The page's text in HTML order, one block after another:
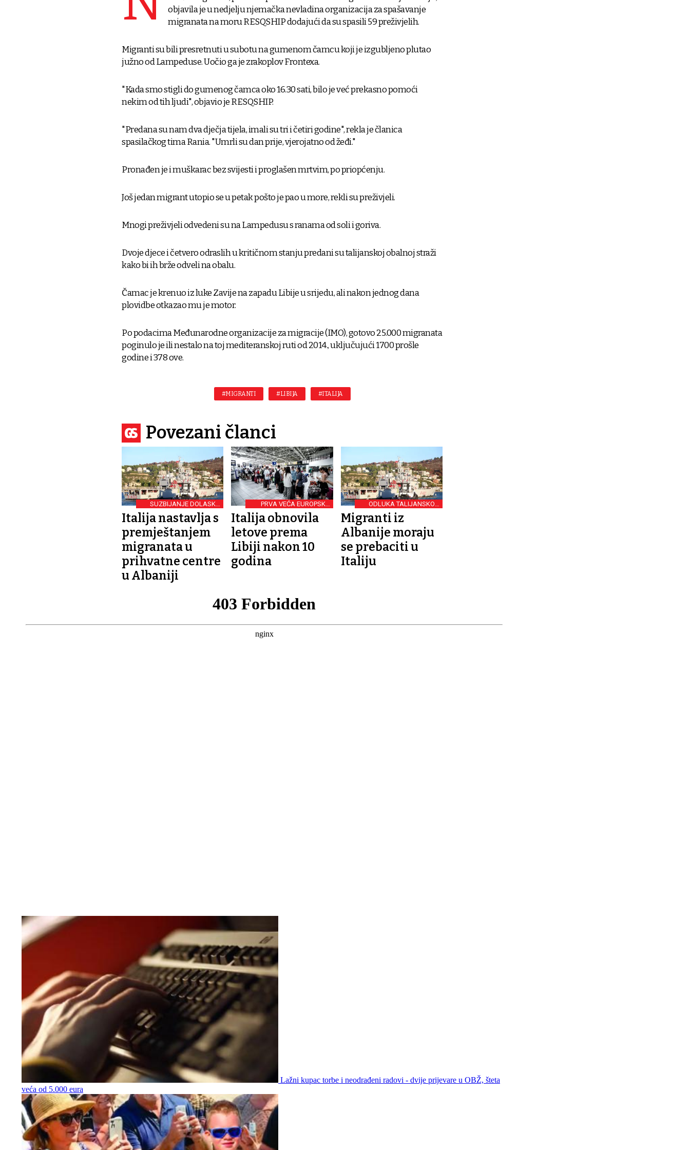
objavila je u nedjelju njemačka nevladina organizacija za spašavanje
migranata na moru RESQSHIP dodajući da su spasili 59 preživjelih.
Migranti su bili presretnuti u subotu na gumenom čamcu koji je izgubljeno plutao
južno od Lampeduse. Uočio ga je zrakoplov Frontexa.
"Kada smo stigli do gumenog čamca oko 16.30 sati, bilo je već prekasno pomoći
nekim od tih ljudi", objavio je RESQSHIP.
"Predana su nam dva dječja tijela, imali su tri i četiri godine", rekla je članica
spasilačkog tima Rania. "Umrli su dan prije, vjerojatno od žeđi."
Pronađen je i muškarac bez svijesti i proglašen mrtvim, po priopćenju.
Još jedan migrant utopio se u petak pošto je pao u more, rekli su preživjeli.
Mnogi preživjeli odvedeni su na Lampedusu s ranama od soli i goriva.
Dvoje djece i četvero odraslih u kritičnom stanju predani su talijanskoj obalnoj straži
kako bi ih brže odveli na obalu.
Čamac je krenuo iz luke Zavije na zapadu Libije u srijedu, ali nakon jednog dana
plovidbe otkazao mu je motor.
Po podacima Međunarodne organizacije za migracije (IMO), gotovo 25.000 migranata
poginulo je ili nestalo na toj mediteranskoj ruti od 2014., uključujući 1700 prošle
godine i 378 ove.
#MIGRANTI #LIBIJA #ITALIJA
Povezani članci
SUZBIJANJE DOLASKA
PUTEM MORA
Italija nastavlja s
premještanjem
migranata u
prihvatne centre
u Albaniji
PRVA VEĆA EUROPSKA
ZEMLJA
Italija obnovila
letove prema
Libiji nakon 10
godina
ODLUKA TALIJANSKOG
SUDA
Migranti iz
Albanije moraju
se prebaciti u
Italiju
Lažni kupac torbe i neodrađeni radovi - dvije prijevare u OBŽ, šteta
veća od 5.000 eura